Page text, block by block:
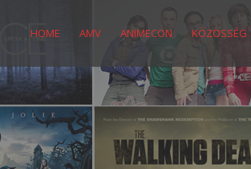
HOME AMV ANIMECON KÖZÖSSÉG